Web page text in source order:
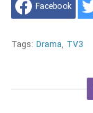
Facebook
Tags: Drama TV3